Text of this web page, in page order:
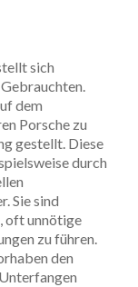
sich
dem
Porsche zu
gestellt. Diese
durch
Sie sind
oft unnötige
zu führen.
den